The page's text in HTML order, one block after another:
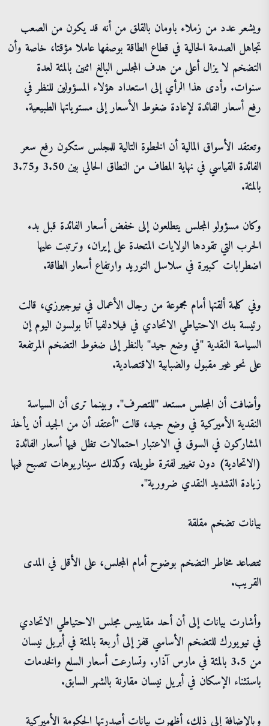
ويشعر عدد من زملاء باومان بالقلق من أنه قد يكون من الصعب
تجاهل الصدمة الحالية في قطاع الطاقة بوصفها عاملا مؤقتا، خاصة وأن
التضخم لا يزال أعلى من هدف المجلس البالغ اثنين بالمئة لعدة
سنوات. وأدى هذا الرأي إلى استعداد هؤلاء المسؤولين للنظر في
رفع أسعار الفائدة لإعادة ضغوط الأسعار إلى مستوياتها الطبيعية.
وتعتقد الأسواق المالية أن الخطوة التالية للمجلس ستكون رفع سعر
الفائدة القياسي في نهاية المطاف من النطاق الحالي بين 3.50 و3.75
بالمئة.
وكان مسؤولو المجلس يتطلعون إلى خفض أسعار الفائدة قبل بدء
الحرب التي تقودها الولايات المتحدة على إيران، وترتبت عليها
اضطرابات كبيرة في سلاسل التوريد وارتفاع أسعار الطاقة.
وفي كلمة ألقتها أمام مجموعة من رجال الأعمال في نيوجيرزي، قالت
رئيسة بنك الاحتياطي الاتحادي في فيلادلفيا آنا بولسون اليوم إن
السياسة النقدية "في وضع جيد" بالنظر إلى ضغوط التضخم المرتفعة
على نحو غير مقبول والضبابية الاقتصادية.
وأضافت أن المجلس مستعد "للتصرف". وبينما ترى أن السياسة
النقدية الأميركية في وضع جيد، قالت "أعتقد أن من الجيد أن يأخذ
المشاركون في السوق في الاعتبار احتمالات تظل فيها أسعار الفائدة
(الاتحادية) دون تغيير لفترة طويلة، وكذلك سيناريوهات تصبح فيها
زيادة التشديد النقدي ضرورية".
بيانات تضخم مقلقة
تتصاعد مخاطر التضخم بوضوح أمام المجلس، على الأقل في المدى
القريب.
وأشارت بيانات إلى أن أحد مقاييس مجلس الاحتياطي الاتحادي
في نيويورك للتضخم الأساسي قفز إلى أربعة بالمئة في أبريل نيسان
من 3.5 بالمئة في مارس آذار. وتسارعت أسعار السلع والخدمات
باستثناء الإسكان في أبريل نيسان مقارنة بالشهر السابق.
وبالإضافة إلى ذلك، أظهرت بيانات أصدرتها الحكومة الأميركية